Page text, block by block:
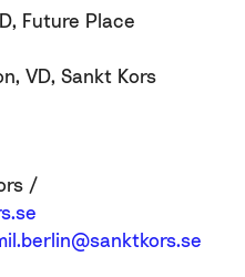
Future Place
VD, Sankt Kors
/